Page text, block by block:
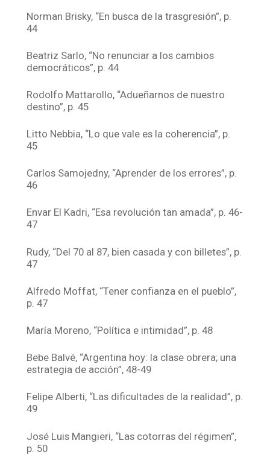
Norman Brisky, “En busca de la trasgresión”, p.
44
Beatriz Sarlo, “No renunciar a los cambios
democráticos”, p. 44
Rodolfo Mattarollo, “Adueñarnos de nuestro
destino”, p. 45
Litto Nebbia, “Lo que vale es la coherencia”, p.
45
Carlos Samojedny, “Aprender de los errores”, p.
46
Envar El Kadri, “Esa revolución tan amada”, p. 46-
47
Rudy, “Del 70 al 87, bien casada y con billetes”, p.
47
Alfredo Moffat, “Tener confianza en el pueblo”,
p. 47
María Moreno, “Política e intimidad”, p. 48
Bebe Balvé, “Argentina hoy: la clase obrera; una
estrategia de acción”, 48-49
Felipe Alberti, “Las dificultades de la realidad”, p.
49
José Luis Mangieri, “Las cotorras del régimen”,
p. 50